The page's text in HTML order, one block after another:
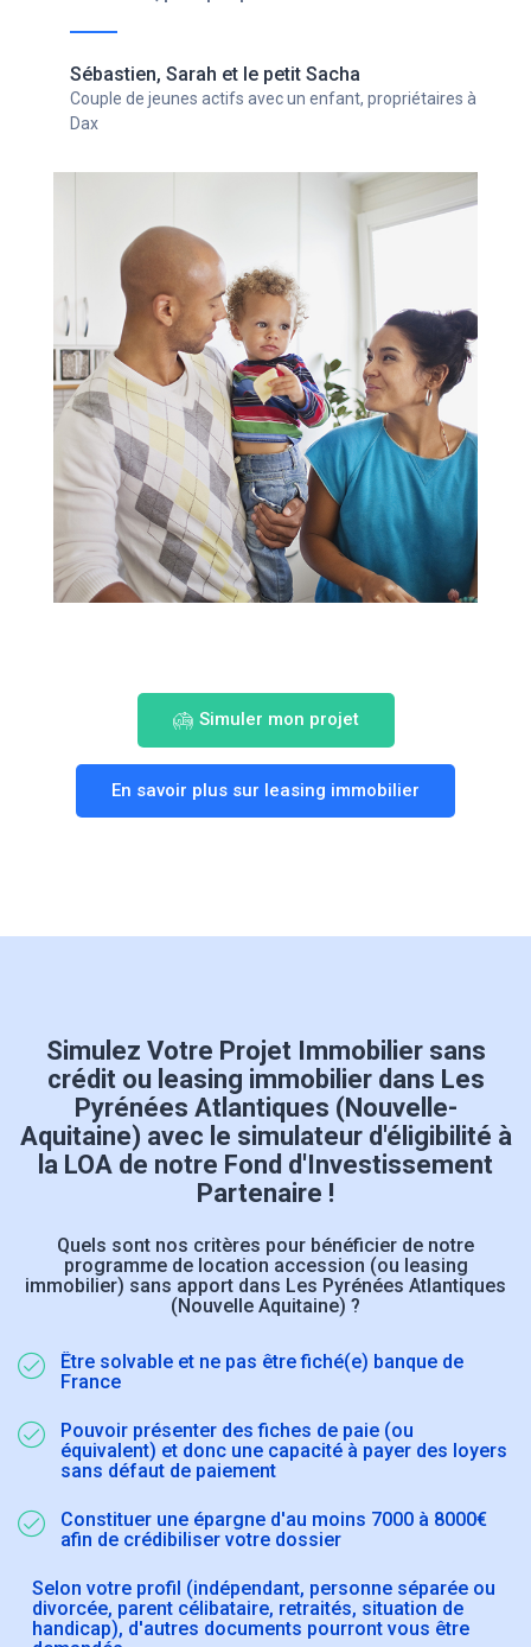
propriétaire à Bordeaux
Simuler mon projet
En savoir plus sur leasing immobilier
Simulez Votre Projet Immobilier sans
crédit ou leasing immobilier dans Les
Pyrénées Atlantiques (Nouvelle-
Aquitaine) avec le simulateur d'éligibilité à
la LOA de notre Fond d'Investissement
Partenaire !
Quels sont nos critères pour bénéficier de notre
programme de location accession (ou leasing
immobilier) sans apport dans Les Pyrénées Atlantiques
(Nouvelle Aquitaine) ?
Être solvable et ne pas être fiché(e) banque de
France
Pouvoir présenter des fiches de paie (ou
équivalent) et donc une capacité à payer des loyers
sans défaut de paiement
Constituer une épargne d'au moins 7000 à 8000€
afin de crédibiliser votre dossier
Selon votre profil (indépendant, personne séparée ou
divorcée, parent célibataire, retraités, situation de
handicap), d'autres documents pourront vous être